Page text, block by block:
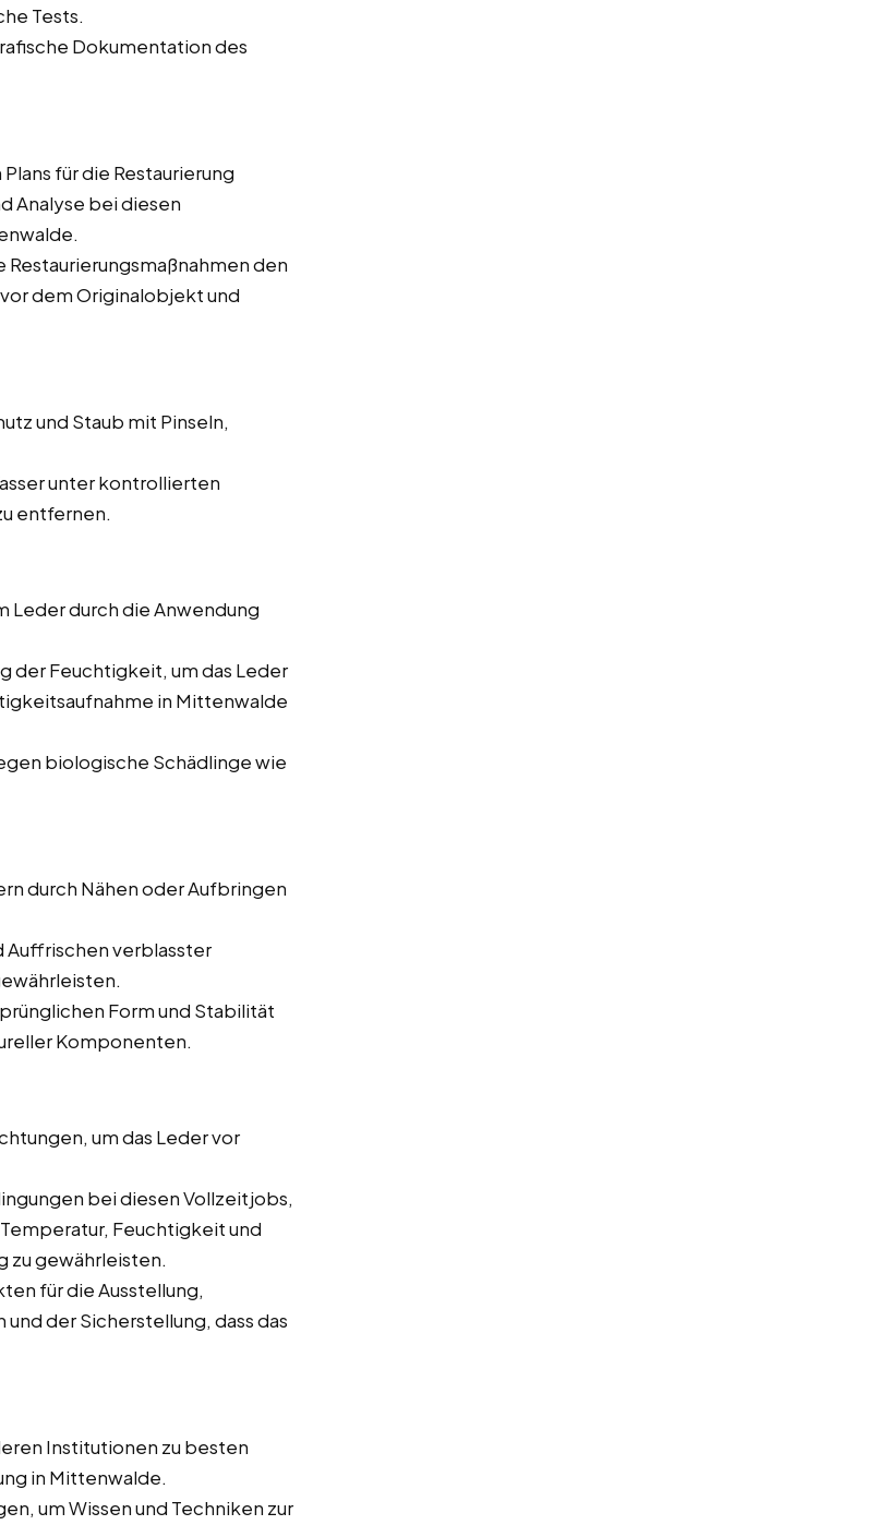
Tests.
Dokumentation des
für die Restaurierung
Analyse bei diesen
Restaurierungsmaßnahmen den
dem Originalobjekt und
und Staub mit Pinseln,
unter kontrollierten
entfernen.
Leder durch die Anwendung
der Feuchtigkeit, um das Leder
in Mittenwalde
biologische Schädlinge wie
durch Nähen oder Aufbringen
Auffrischen verblasster
Form und Stabilität
Komponenten.
um das Leder vor
bei diesen Vollzeitjobs,
Feuchtigkeit und
zu gewährleisten.
für die Ausstellung,
der Sicherstellung, dass das
Institutionen zu besten
in Mittenwalde.
um Wissen und Techniken zur